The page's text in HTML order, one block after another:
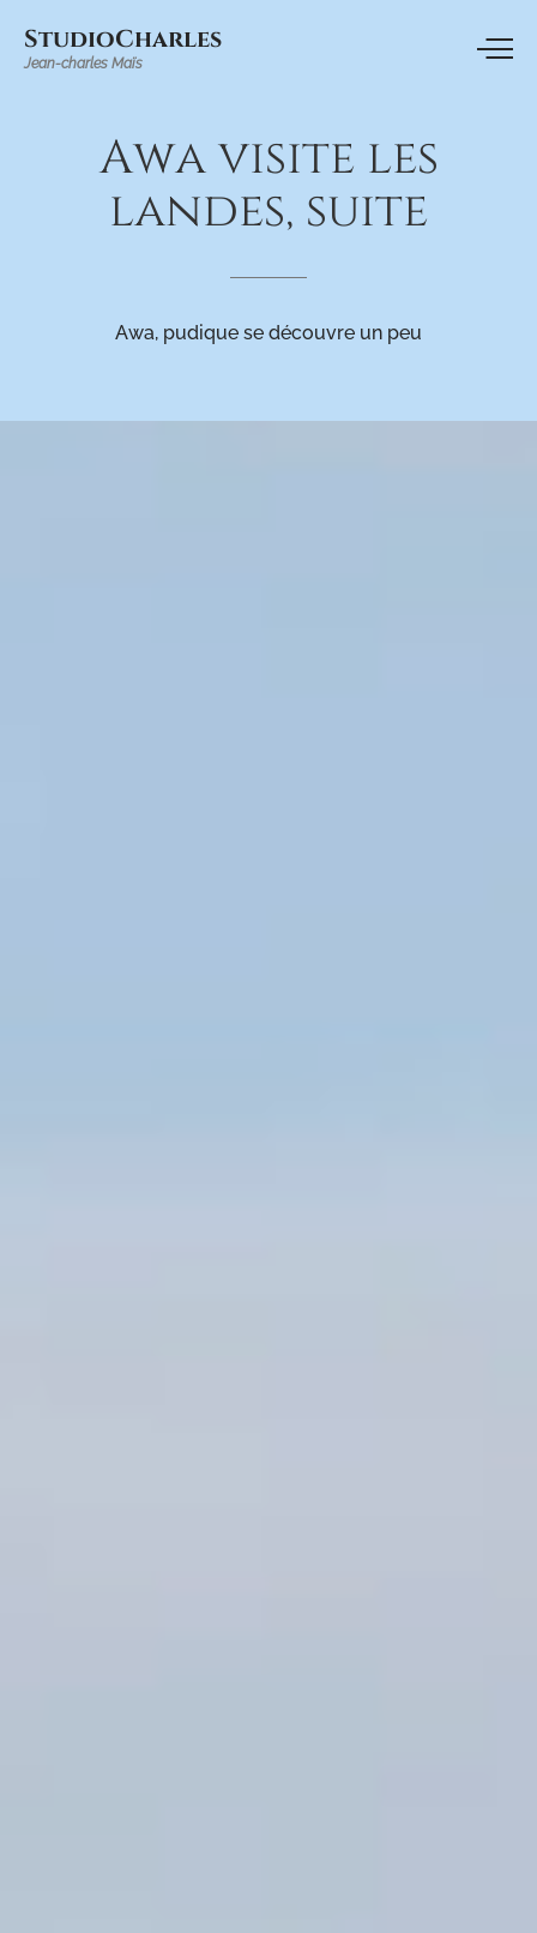
StudioCharles
Jean-charles Maïs
Awavisite les
landes, suite
Awa, pudique se découvre un peu